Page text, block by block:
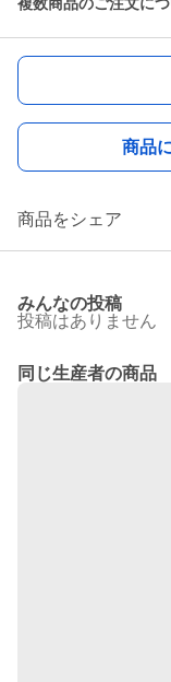
商品
商品をシェア
みんなの投稿
投稿はありません
同じ生産者の商品